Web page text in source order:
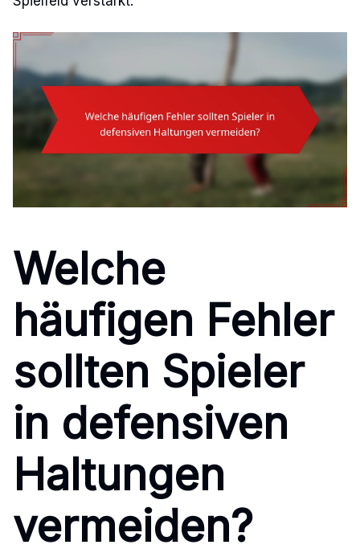
Welche
häufigen Fehler
sollten Spieler
in defensiven
Haltungen
vermeiden?